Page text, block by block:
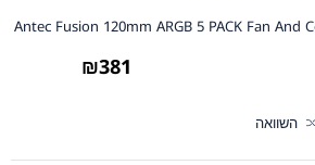
₪381
השוואה